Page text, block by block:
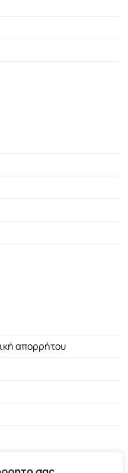
απορρήτου